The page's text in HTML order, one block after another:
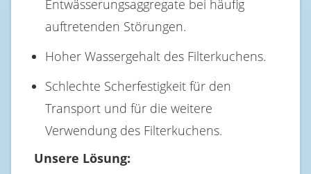
Entwässerungsaggregate bei häufig
auftretenden Störungen.
Hoher Wassergehalt des Filterkuchens.
Schlechte Scherfestigkeit für den
Transport und für die weitere
Verwendung des Filterkuchens.
Unsere Lösung: